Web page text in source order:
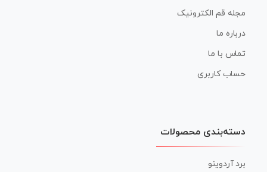
مجله قم الکترونیک
درباره ما
تماس با ما
حساب کاربری
دسته‌بندی محصولات
برد آردوینو